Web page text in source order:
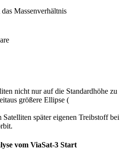
Massenverhältnis
nicht nur auf die Standardhöhe zu
größere Ellipse (
später eigenen Treibstoff bei
vom ViaSat-3 Start